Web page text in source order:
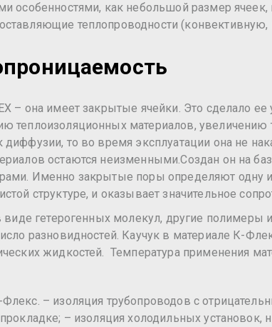
особенностями, как небольшой размер
теплопроводности (конвективную,
– она имеет закрытые ячейки. Это сделало
теплоизоляционных материалов, увеличению
то во время эксплуатации она не
остаются неизменными.Создан он на
Именно закрытые поры определяют одну
структуре, и оказывает значительное
виде гетерогенных молекул, другие
разновидностей. Каучук в материале К-
жидкостей. Температура применения
– изоляция трубопроводов с
– изоляция холодильных установок,